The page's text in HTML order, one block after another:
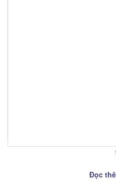
Thiết kế và cấu tạo
Đọc